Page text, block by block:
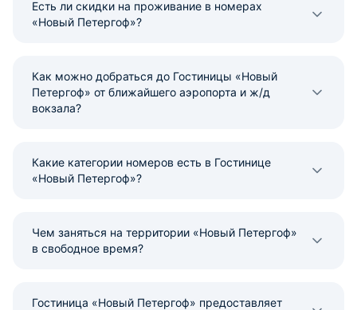
Есть ли скидки на проживание в номерах
«Новый Петергоф»?
Как можно добраться до Гостиницы «Новый
Петергоф» от ближайшего аэропорта и ж/д
вокзала?
Какие категории номеров есть в Гостинице
«Новый Петергоф»?
Чем заняться на территории «Новый Петергоф»
в свободное время?
Гостиница «Новый Петергоф» предоставляет